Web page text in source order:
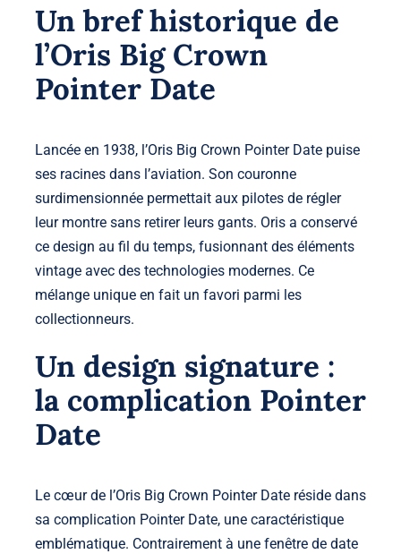
Un bref historique de
l’Oris Big Crown
Pointer Date
Lancée en 1938, l’Oris Big Crown Pointer Date puise
ses racines dans l’aviation. Son couronne
surdimensionnéepermettait aux pilotes de régler
leur montre sans retirer leurs gants. Orisa conservé
ce design au fil du temps, fusionnant des éléments
vintage avec des technologies modernes. Ce
mélange unique en fait un favori parmi les
collectionneurs.
Un design signature :
la complication Pointer
Date
Le cœur de l’Oris Big Crown Pointer Date réside dans
sa complication Pointer Date, une caractéristique
emblématique. Contrairement à une fenêtre de date